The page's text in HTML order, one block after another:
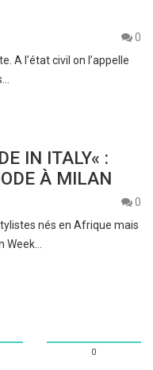
0
A l’état civil on l’appelle
IN ITALY« :
À MILAN
0
nés en Afrique mais
Week…
0